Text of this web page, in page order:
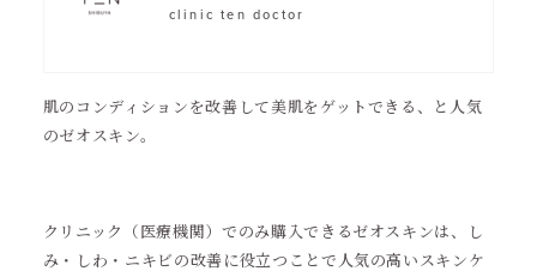
clinic ten doctor
肌のコンディションを改善して美肌をゲットできる、と人気
のゼオスキン。
クリニック（医療機関）でのみ購入できるゼオスキンは、し
み・しわ・ニキビの改善に役立つことで人気の高いスキンケ